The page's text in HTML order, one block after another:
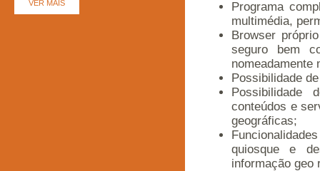
Programa
multimédia,
Browser
seguro bem
nomeadamente
Possibilidade
Possibilidade
conteúdos e
geográficas;
quiosque e
informação geo